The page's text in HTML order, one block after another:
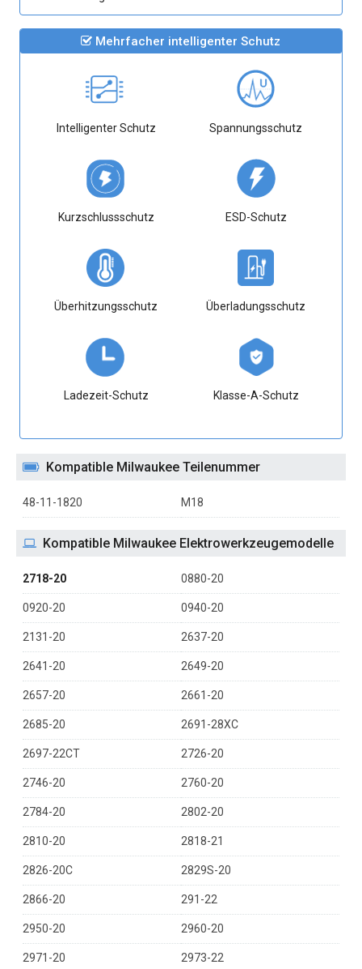
Mehrfacher intelligenter Schutz
Intelligenter Schutz Spannungsschutz
Kurzschlussschutz ESD-Schutz
Überhitzungsschutz Überladungsschutz
Ladezeit-Schutz Klasse-A-Schutz
Kompatible Milwaukee Teilenummer
48-11-1820 M18
Kompatible Milwaukee Elektrowerkzeugemodelle
2718-20 0880-20
0920-20 0940-20
2131-20 2637-20
2641-20 2649-20
2657-20 2661-20
2685-20 2691-28XC
2697-22CT 2726-20
2746-20 2760-20
2784-20 2802-20
2810-20 2818-21
2826-20C 2829S-20
2866-20 291-22
2950-20 2960-20
2971-20 2973-22